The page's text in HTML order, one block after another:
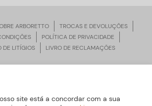
ARBORETTO
TROCAS E DEVOLUÇÕES
POLÍTICA DE PRIVACIDADE
DE LITÍGIOS
LIVRO DE RECLAMAÇÕES
os Direitos Reservados | Desenvolvido por
site está a concordar com a sua